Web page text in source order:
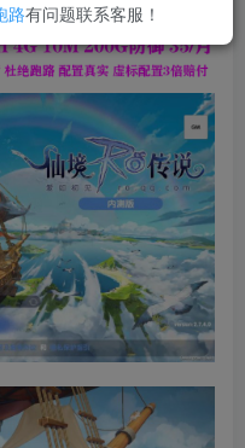
路有问题联系客服！